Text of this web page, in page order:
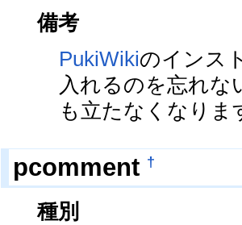
備考
PukiWikiのインス
入れるのを忘れな
も立たなくなりま
pcomment †
種別